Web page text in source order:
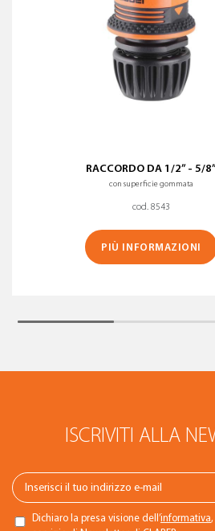
RACCORDO DA 1/2” - 5/
con superficie gommata
cod. 8543
PIÙ INFORMAZIONI
ISCRIVITI ALLA
Dichiaro la presa visione dell’informativa